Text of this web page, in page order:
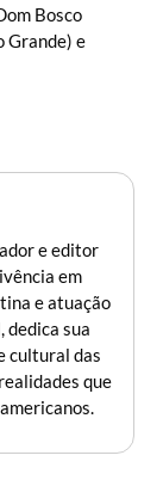
Bosco
Grande) e
e editor
em
e atuação
sua
cultural das
que